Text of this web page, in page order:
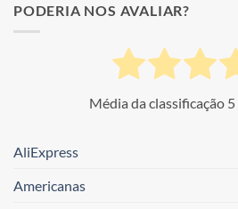
PODERIA NOS AVALIAR?
Média da classificação 5
AliExpress
Americanas